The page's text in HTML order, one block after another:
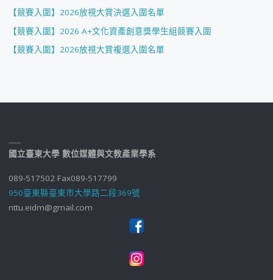
【競賽入圍】2026放視大賞決選入圍名單
【競賽入圍】2026 A+文化資產創意獎學生組競賽入圍
【競賽入圍】2026放視大賞複選入圍名單
國立臺東大學 數位媒體與文教產業學系
089-517502 Fax089-517799
950臺東縣臺東市大學路二段369號
nttu.eidm@gmail.com